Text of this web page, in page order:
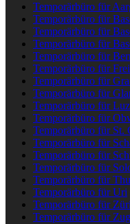
Temporärbüro für
Temporärbüro für
Temporärbüro für
Temporärbüro für
Temporärbüro für
Temporärbüro für
Temporärbüro für
Temporärbüro für
Temporärbüro für
Temporärbüro für
Temporärbüro für St.
Temporärbüro für
Temporärbüro für
Temporärbüro für
Temporärbüro für
Temporärbüro für Uri
Temporärbüro für
Temporärbüro für Zug